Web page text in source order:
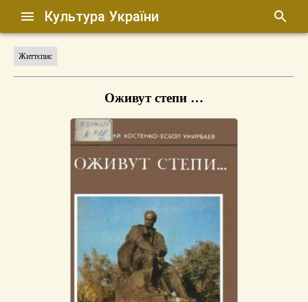
Культура України
Життєпис
Оживут степи …